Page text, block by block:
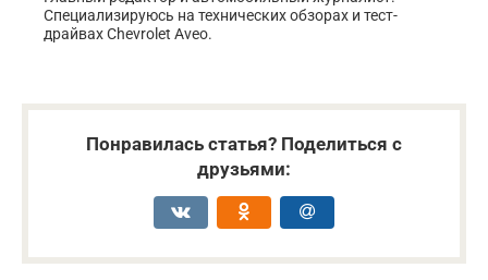
Специализируюсь на технических обзорах и тест-
драйвах Chevrolet Aveo.
Понравилась статья? Поделиться с
друзьями: